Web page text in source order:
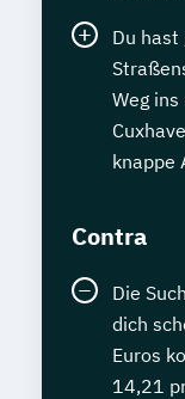
Du hast
Weg
knappe
Contra
Die
dich
Euros
14,21